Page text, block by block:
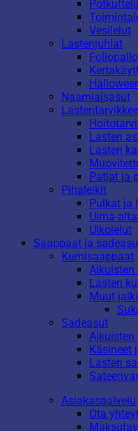
Vesilelut
Lastenjuhlat
Naamiaisasut
Lasten
Lasten
Patjat ja
Pihaleikit
Pulkat ja
Uima-
Ulkolelut
Saappaat ja
Kumisaappaat
Lasten
Muut
Sadeasut
Aikuisten
Käsineet
Lasten
Asiakaspalvelu
Ota